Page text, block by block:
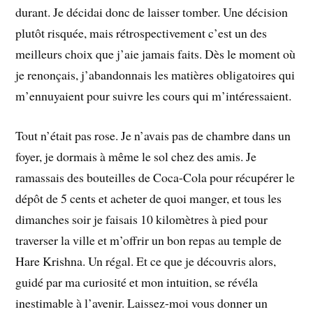
durant. Je décidai donc de laisser tomber. Une décision
plutôt risquée, mais rétrospectivement c’est un des
meilleurs choix que j’aie jamais faits. Dès le moment où
je renonçais, j’abandonnais les matières obligatoires qui
m’ennuyaient pour suivre les cours qui m’intéressaient.
Tout n’était pas rose. Je n’avais pas de chambre dans un
foyer, je dormais à même le sol chez des amis. Je
ramassais des bouteilles de Coca-Cola pour récupérer le
dépôt de 5 cents et acheter de quoi manger, et tous les
dimanches soir je faisais 10 kilomètres à pied pour
traverser la ville et m’offrir un bon repas au temple de
Hare Krishna. Un régal. Et ce que je découvris alors,
guidé par ma curiosité et mon intuition, se révéla
inestimable à l’avenir. Laissez-moi vous donner un